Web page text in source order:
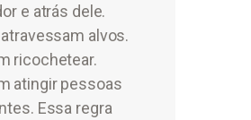
e atrás dele.
alvos.
ricochetear.
atingir pessoas
Essa regra